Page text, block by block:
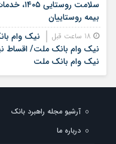
سلامت
بیمه روستاییان
نیک وام بانک ملت/ اقساط
نیک وام بانک ملت
ضامن، اقساط و نحوه ثبت نام
آرشیو مجله راهبرد بانک
درباره ما